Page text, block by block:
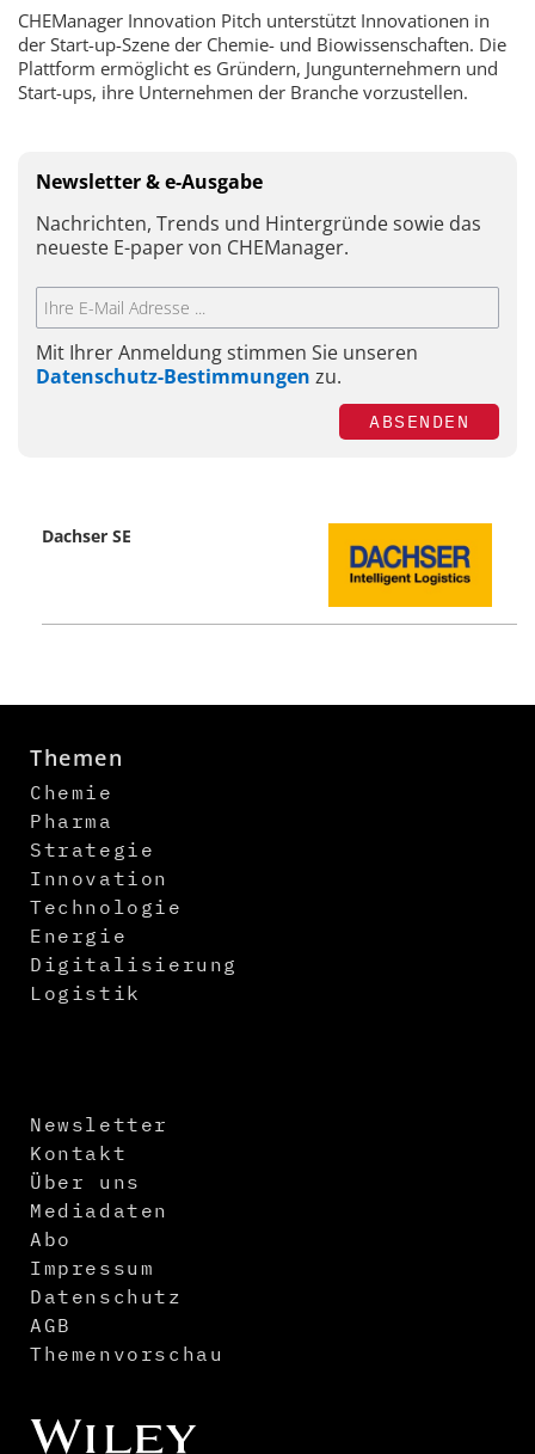
CHEManager Innovation Pitch unterstützt Innovationen in
der Start-up-Szene der Chemie- und Biowissenschaften. Die
Plattform ermöglicht es Gründern, Jungunternehmern und
Start-ups, ihre Unternehmen der Branche vorzustellen.
Newsletter & e-Ausgabe
Nachrichten, Trends und Hintergründe sowie das
neueste E-paper von CHEManager.
Mit Ihrer Anmeldung stimmen Sie unseren
Datenschutz-Bestimmungen zu.
ABSENDEN
Dachser SE
Themen
Chemie
Pharma
Strategie
Innovation
Technologie
Energie
Digitalisierung
Logistik
Newsletter
Kontakt
Über uns
Mediadaten
Abo
Impressum
Datenschutz
AGB
Themenvorschau